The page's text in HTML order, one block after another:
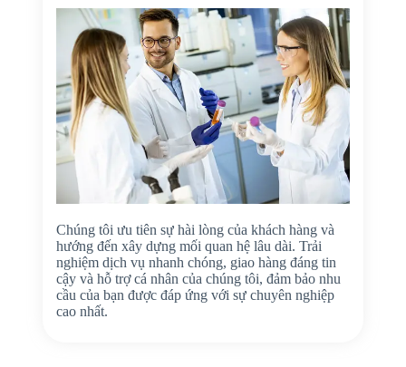
Chúng tôi ưu tiên sự hài lòng của khách hàng và
hướng đến xây dựng mối quan hệ lâu dài. Trải
nghiệm dịch vụ nhanh chóng, giao hàng đáng tin
cậy và hỗ trợ cá nhân của chúng tôi, đảm bảo nhu
cầu của bạn được đáp ứng với sự chuyên nghiệp
cao nhất.